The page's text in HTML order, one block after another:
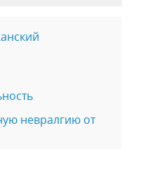
невралгию от